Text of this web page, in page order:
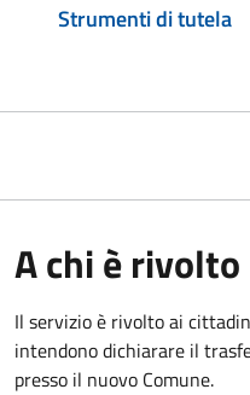
Strumenti di tutela
A chi è rivolto
Il servizio è rivolto ai
intendono dichiarare il
presso il nuovo Comune.